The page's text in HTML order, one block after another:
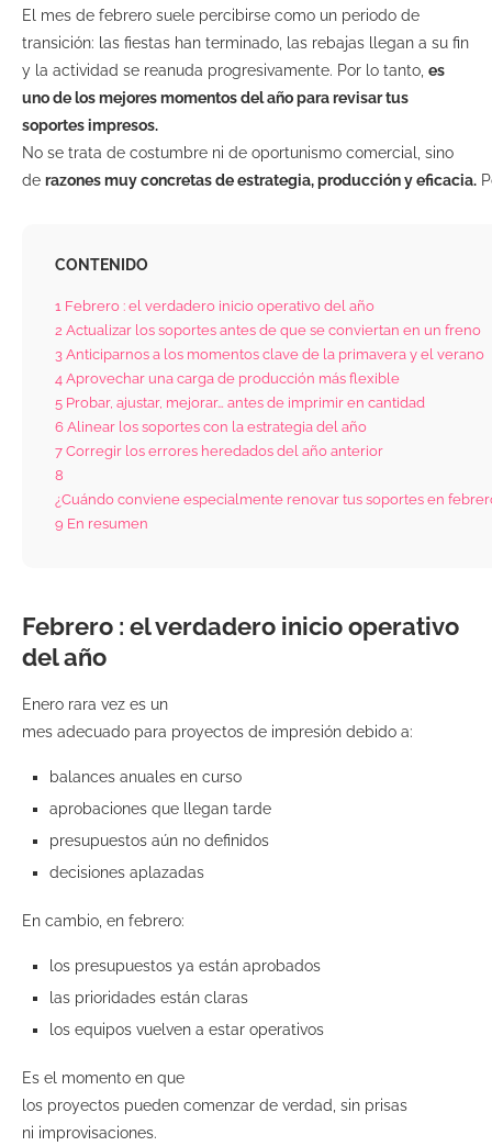
El mes de febrero suele percibirse como un periodo de
transición: las fiestas han terminado, las rebajas llegan a su fin
y la actividad se reanuda progresivamente. Por lo tanto, es
uno de los mejores momentos del año para revisar tus
soportes impresos.
No se trata de costumbre ni de oportunismo comercial, sino
de razones muy concretas de estrategia, producción y eficacia.
CONTENIDO
1 Febrero : el verdadero inicio operativo del año
2 Actualizar los soportes antes de que se conviertan en un freno
3 Anticiparnos a los momentos clave de la primavera y el verano
4 Aprovechar una carga de producción más flexible
5 Probar, ajustar, mejorar… antes de imprimir en cantidad
6Alinear los soportes con la estrategia del año
7Corregir los errores heredados del año anterior
8
¿Cuándo conviene especialmente renovar tus soportes en
9 En resumen
Febrero : el verdadero inicio operativo
del año
Enero rara vez es un
mes adecuado para proyectos de impresión debido a:
balances anuales en curso
aprobaciones que llegan tarde
presupuestos aún no definidos
decisiones aplazadas
En cambio, en febrero:
los presupuestos ya están aprobados
las prioridades están claras
los equipos vuelven a estar operativos
Es el momento en que
los proyectos pueden comenzar de verdad, sin prisas
ni improvisaciones.